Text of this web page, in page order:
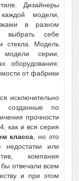
Дизайнеры
модели,
в разном
выбрать себе
стекла. Модель
серии,
оборудования:
от фабрики
исключительно
созданные по
прочности
как и вся серия
класса , но это
или
компания
отвечали всем
и при этом